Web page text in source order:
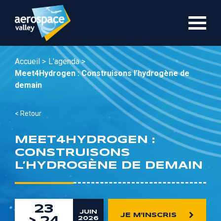
contenu
Accueil > L'agenda >
Meet4Hydrogen : Construisons l’hydrogène de
demain
< Retour
MEET4HYDROGEN :
CONSTRUISONS
L’HYDROGÈNE DE DEMAIN
23
JUIN
2026
JE M'INSCRIS